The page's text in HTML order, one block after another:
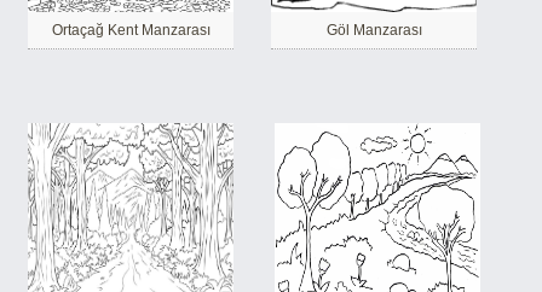
Ortaçağ Kent Manzarası Göl Manzarası